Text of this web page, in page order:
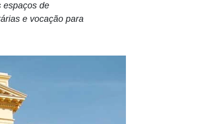
espaços de
e vocação para